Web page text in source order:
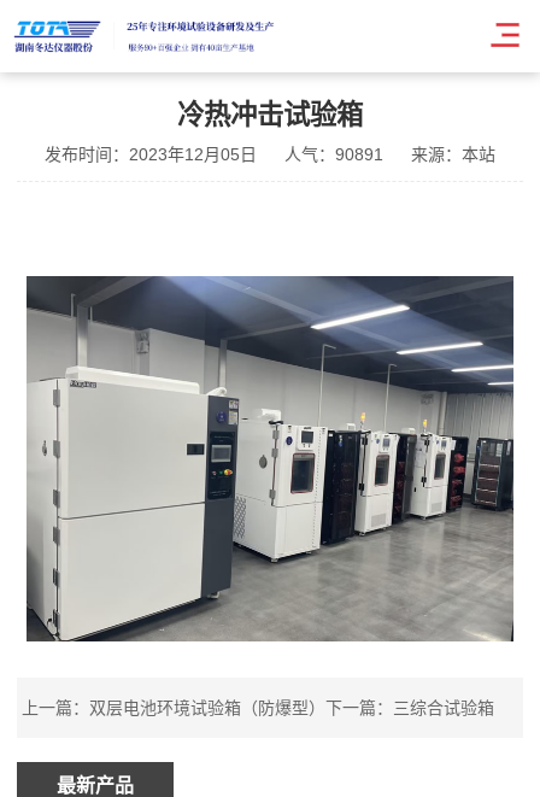
冷热冲击试验箱
发布时间：2023年12月05日 人气：90891 来源：本站
上一篇： 双层电池环境试验箱（防爆型）下一篇： 三综合试验箱
最新产品